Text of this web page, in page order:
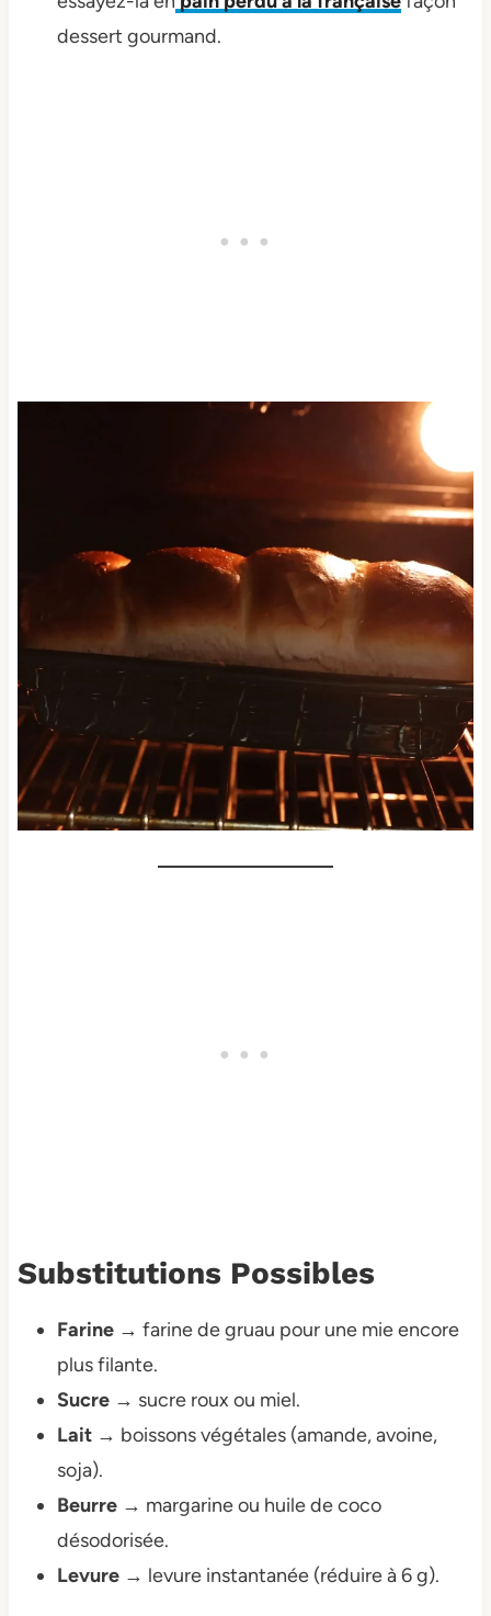
dessert gourmand.
Substitutions Possibles
Farine→ farine de gruau pour une mie encore
plus filante.
Sucre→ sucre roux ou miel.
Lait→ boissons végétales (amande, avoine,
soja).
Beurre→ margarine ou huile de coco
désodorisée.
Levure→ levure instantanée (réduire à 6 g).